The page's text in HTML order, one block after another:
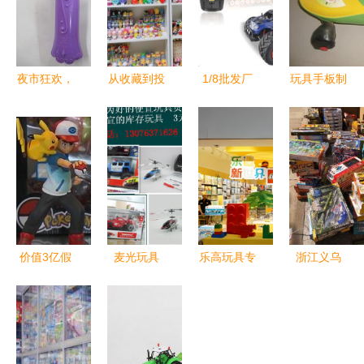
夜市狂欢，
大象音乐旋
转电动闪光
风车，点亮
童年欢乐时
光
从收藏到投
可炒”时代
下的盲盒经
济热潮
1/8批发厂
城全方位解
析
玩具手板制
攻略 价
格、图片、
厂家直销与
销售策略
价值3亿假
查，揭开玩
具销售灰色
产业链
麦光玩具
乐高玩具专
浙江义乌